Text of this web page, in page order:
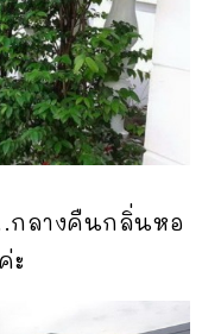
กลางคืนกลิ่นหอ
ะ